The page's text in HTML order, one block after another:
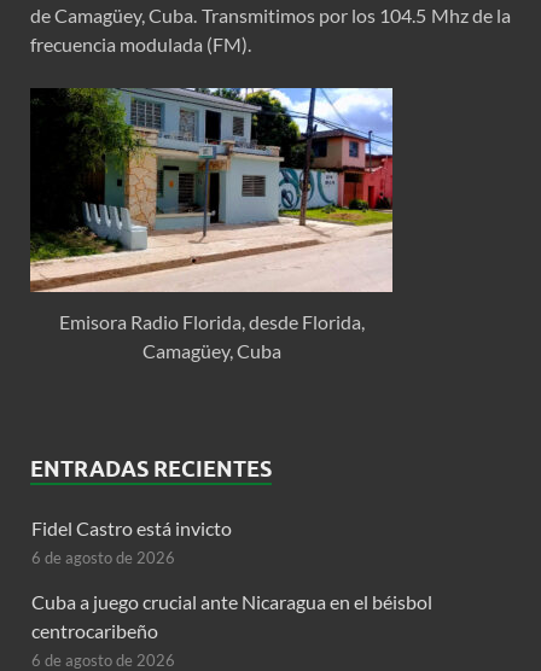
de Camagüey, Cuba. Transmitimos por los 104.5 Mhz de la
frecuencia modulada (FM).
Emisora Radio Florida, desde Florida,
Camagüey, Cuba
ENTRADAS RECIENTES
Fidel Castro está invicto
6 de agosto de 2026
Cuba a juego crucial ante Nicaragua en el béisbol
centrocaribeño
6 de agosto de 2026